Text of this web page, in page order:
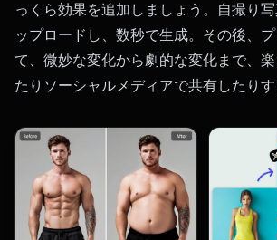
っくら効果を追加しましょう。自撮り
ップロードし、数秒で生成。その後、
て、微妙な変化から劇的な変化まで、
たりソーシャルメディアで共有したりす